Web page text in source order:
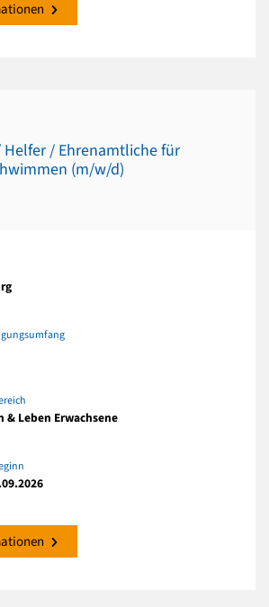
/ Ehrenamtliche für
(m/w/d)
& Leben Erwachsene